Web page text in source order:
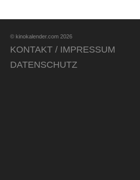
© kinokalender.com 2026
KONTAKT / IMPRESSUM
DATENSCHUTZ